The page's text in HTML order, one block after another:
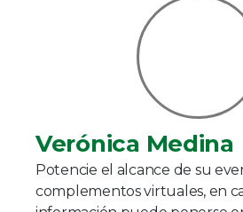
Verónica Medina
Potencie el alcance de su
complementos virtuales, en